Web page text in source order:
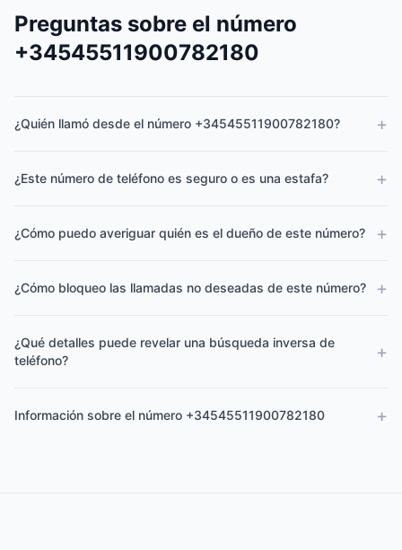
Preguntas sobre el número
+34545511900782180
¿Quién llamó desde el número +34545511900782180? +
¿Este número de teléfono es seguro o es una estafa? +
¿Cómo puedo averiguar quién es el dueño de este número? +
¿Cómo bloqueo las llamadas no deseadas de este número? +
¿Qué detalles puede revelar una búsqueda inversa de
teléfono?
+
Información sobre el número +34545511900782180 +